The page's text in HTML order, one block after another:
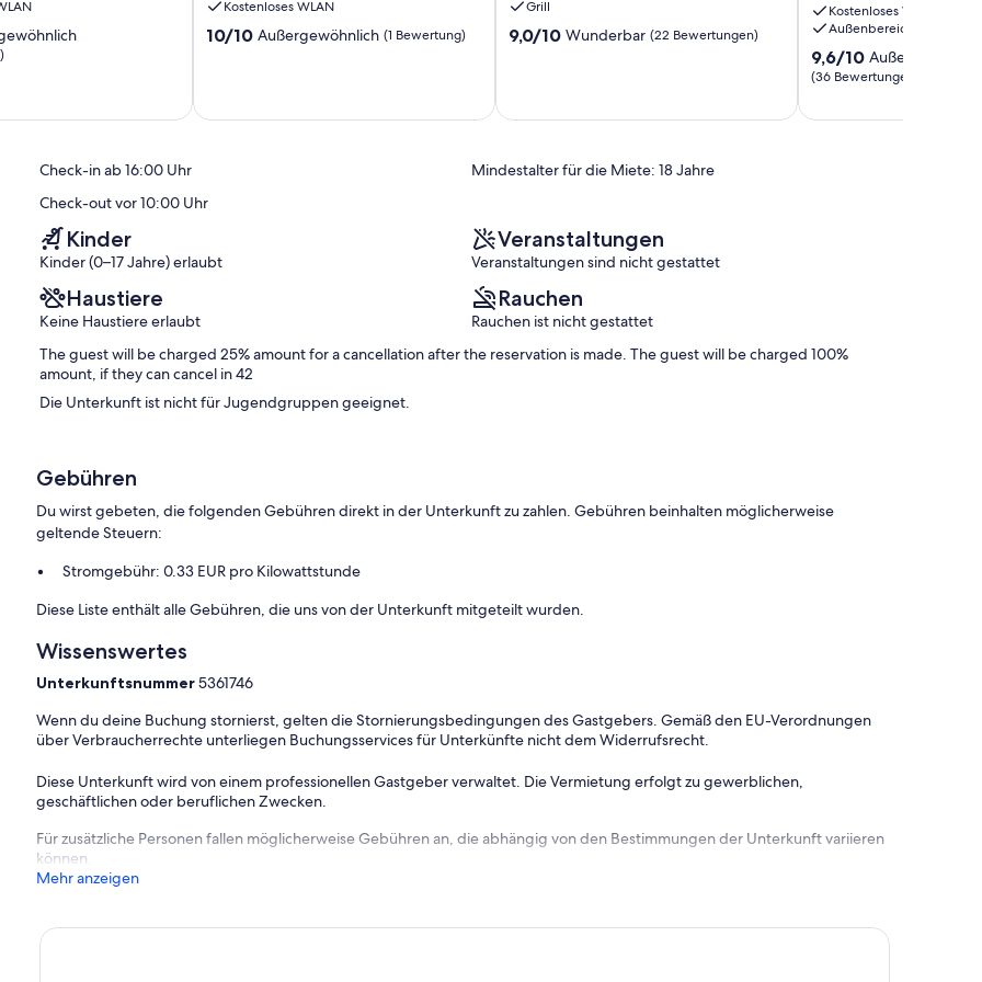
Ølsted
Kostenloses WLAN
10.0
10/10 Außergewöhnlich (1 Bewertung)
Grill
9.0
9,0/10 Wunderbar (22 Bewertungen)
Kostenloses WLAN
Außenbereich
9.6
von
9,6/10
(36 Bewertungen)
Check-in ab 16:00 Uhr
Mindestalter für die Miete: 18 Jahre
Check-out vor 10:00 Uhr
Kinder
Kinder (0–17 Jahre) erlaubt
Veranstaltungen
Veranstaltungen sind nicht gestattet
Haustiere
Keine Haustiere erlaubt
Rauchen
Rauchen ist nicht gestattet
The guest will be charged 25% amount for a cancellation after the reservation is made. The guest will be charged 100%
amount, if they can cancel in 42
Die Unterkunft ist nicht für Jugendgruppen geeignet.
Gebühren
Du wirst gebeten, die folgenden Gebühren direkt in der Unterkunft zu zahlen. Gebühren beinhalten möglicherweise
geltende Steuern:
Stromgebühr: 0.33 EUR pro Kilowattstunde
Diese Liste enthält alle Gebühren, die uns von der Unterkunft mitgeteilt wurden.
Wissenswertes
Unterkunftsnummer5361746
Wenn du deine Buchung stornierst, gelten die Stornierungsbedingungen des Gastgebers. Gemäß den EU-Verordnungen
über Verbraucherrechte unterliegen Buchungsservices für Unterkünfte nicht dem Widerrufsrecht.
Diese Unterkunft wird von einem professionellen Gastgeber verwaltet. Die Vermietung erfolgt zu gewerblichen,
geschäftlichen oder beruflichen Zwecken.
Für zusätzliche Personen fallen möglicherweise Gebühren an, die abhängig von den Bestimmungen der Unterkunft variieren
können.
Mehr anzeigen